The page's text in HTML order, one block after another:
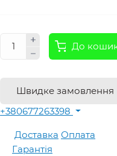
До
Швидке замовлення
+380677263398
Доставка Оплата
Гарантія